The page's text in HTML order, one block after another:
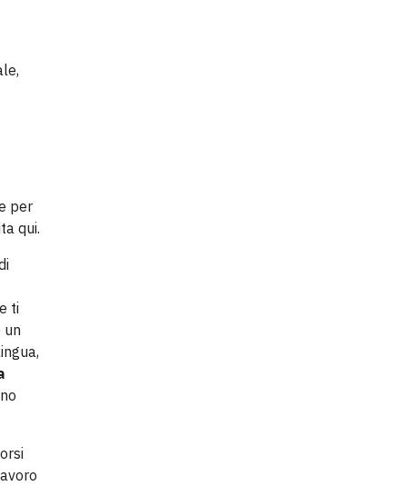
per
qui.
ti
un